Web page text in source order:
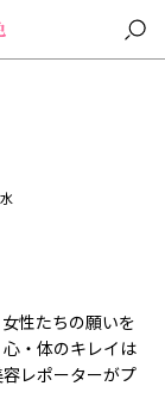
性たちの願いを
・体のキレイは
レポーターがプ